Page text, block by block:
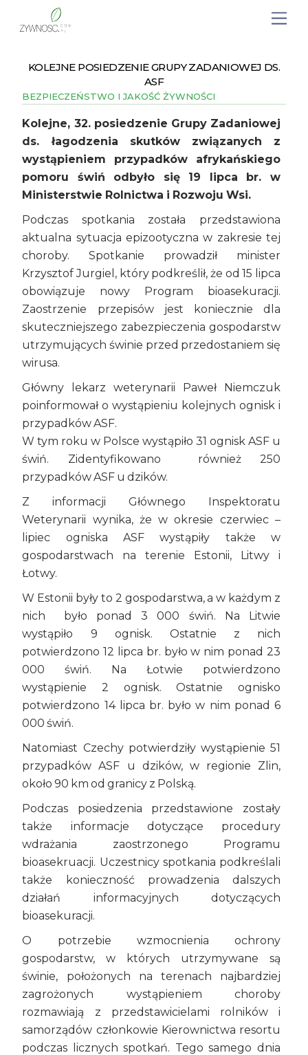
KOLEJNE POSIEDZENIE GRUPY ZADANIOWEJ DS.
ASF
BEZPIECZEŃSTWO I JAKOŚĆ ŻYWNOŚCI
Kolejne, 32. posiedzenie Grupy Zadaniowej
ds. łagodzenia skutków związanych z
wystąpieniem przypadków afrykańskiego
pomoru świń odbyło się 19 lipca br. w
Ministerstwie Rolnictwa i Rozwoju Wsi.
Podczas spotkania została przedstawiona
aktualna sytuacja epizootyczna w zakresie tej
choroby. Spotkanie prowadził minister
Krzysztof Jurgiel, który podkreślił, że od 15 lipca
obowiązuje nowy Program bioasekuracji.
Zaostrzenie przepisów jest koniecznie dla
skuteczniejszego zabezpieczenia gospodarstw
utrzymujących świnie przed przedostaniem się
wirusa.
Główny lekarz weterynarii Paweł Niemczuk
poinformował o wystąpieniu kolejnych ognisk i
przypadków ASF.
W tym roku w Polsce wystąpiło 31 ognisk ASF u
świń. Zidentyfikowano również 250
przypadków ASF u dzików.
Z informacji Głównego Inspektoratu
Weterynarii wynika, że w okresie czerwiec –
lipiec ogniska ASF wystąpiły także w
gospodarstwach na terenie Estonii, Litwy i
Łotwy.
W Estonii były to 2 gospodarstwa, a w każdym z
nich było ponad 3 000 świń. Na Litwie
wystąpiło 9 ognisk. Ostatnie z nich
potwierdzono 12 lipca br. było w nim ponad 23
000 świń. Na Łotwie potwierdzono
wystąpienie 2 ognisk. Ostatnie ognisko
potwierdzono 14 lipca br. było w nim ponad 6
000 świń.
Natomiast Czechy potwierdziły wystąpienie 51
przypadków ASF u dzików, w regionie Zlin,
około 90 km od granicy z Polską.
Podczas posiedzenia przedstawione zostały
także informacje dotyczące procedury
wdrażania zaostrzonego Programu
bioasekruacji. Uczestnicy spotkania podkreślali
także konieczność prowadzenia dalszych
działań informacyjnych dotyczących
bioasekuracji.
O potrzebie wzmocnienia ochrony
gospodarstw, w których utrzymywane są
świnie, położonych na terenach najbardziej
zagrożonych wystąpieniem choroby
rozmawiają z przedstawicielami rolników i
samorządów członkowie Kierownictwa resortu
podczas licznych spotkań. Tego samego dnia